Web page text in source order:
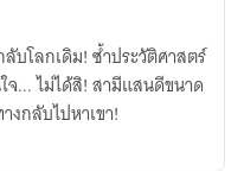
โลกเดิม! ซ้ำประวัติศาสตร์
จ... ไม่ได้สิ! สามีแสนดีขนาด
งกลับไปหาเขา!